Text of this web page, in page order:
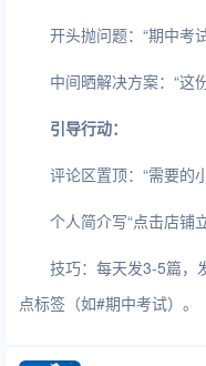
开头抛问题：“期中考
中间晒解决方案：“这
引导行动：
评论区置顶：“需要的
个人简介写“点击店铺
技巧：每天发3-5篇，
点标签（如#期中考试）。